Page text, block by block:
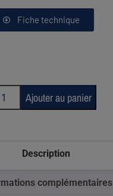
Fiche technique
Ajouter au panier
Description
complémentaires